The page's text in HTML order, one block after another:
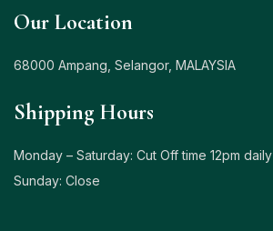
Our Location
68000 Ampang, Selangor, MALAYSIA
Shipping Hours
Monday – Saturday: Cut Off time 12pm daily
Sunday: Close